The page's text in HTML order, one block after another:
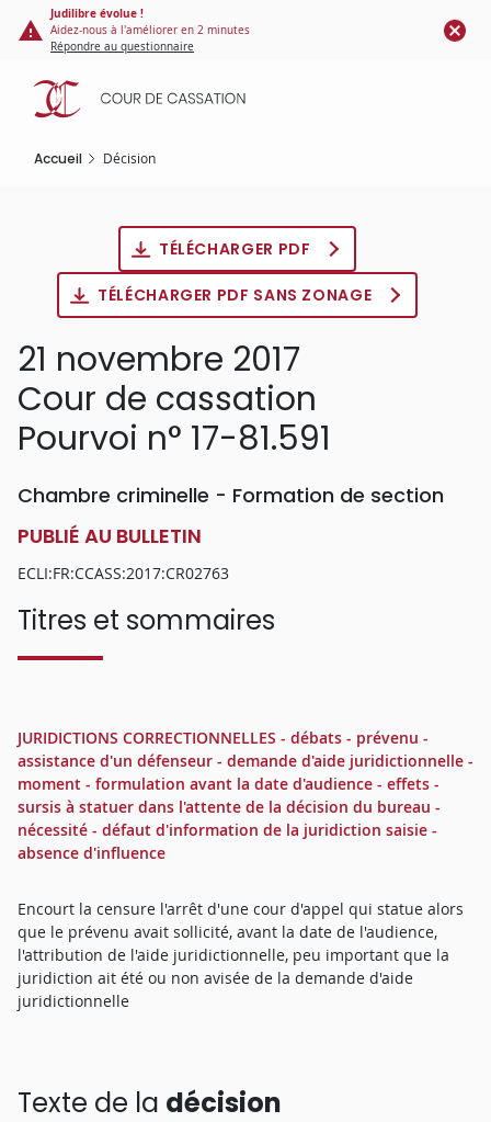
Panneau de gestion des cookies
contenu
principal
Judilibre évolue !
Aidez-nous à l'améliorer en 2 minutes
Répondre au questionnaire
Accueil Décision
TÉLÉCHARGER PDF
TÉLÉCHARGER PDF SANS ZONAGE
21 novembre 2017
Cour de cassation
Pourvoi n° 17-81.591
Chambre criminelle - Formation de section
PUBLIÉ AU BULLETIN
ECLI:FR:CCASS:2017:CR02763
Titres et sommaires
JURIDICTIONS CORRECTIONNELLES - débats - prévenu -
assistance d'un défenseur - demande d'aide juridictionnelle -
moment - formulation avant la date d'audience - effets -
sursis à statuer dans l'attente de la décision du bureau -
nécessité - défaut d'information de la juridiction saisie -
absence d'influence
Encourt la censure l'arrêt d'une cour d'appel qui statue alors
que le prévenu avait sollicité, avant la date de l'audience,
l'attribution de l'aide juridictionnelle, peu important que la
juridiction ait été ou non avisée de la demande d'aide
juridictionnelle
Texte de la décision